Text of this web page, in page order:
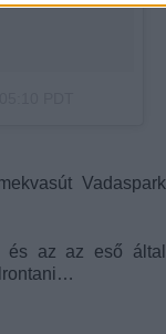
Vadaspark
és az az eső által